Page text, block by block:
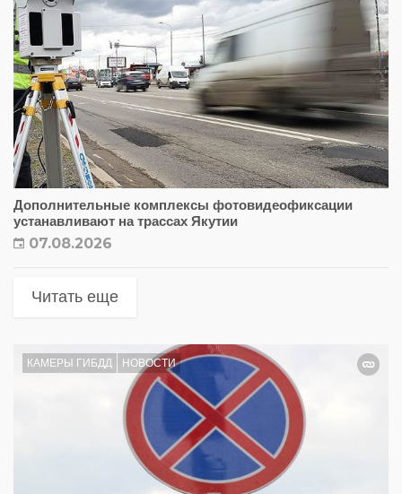
Дополнительные комплексы фотовидеофиксации
устанавливают на трассах Якутии
07.08.2026
Читать еще
КАМЕРЫ ГИБДД НОВОСТИ